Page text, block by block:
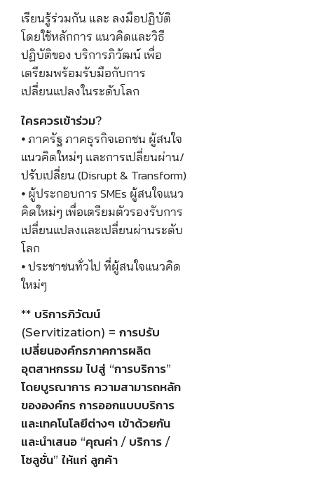
เรียนรู้ร่วมกัน และ ลงมือปฏิบัติ
โดยใช้หลักการ แนวคิดและวิธี
ปฏิบัติของ บริการภิวัฒน์ เพื่อ
เตรียมพร้อมรับมือกับการ
เปลี่ยนแปลงในระดับโลก
ใครควรเข้าร่วม?
⦁ ภาครัฐ ภาคธุรกิจเอกชน ผู้สนใจ
แนวคิดใหม่ๆ และการเปลี่ยนผ่าน/
ปรับเปลี่ยน (Disrupt & Transform)
⦁ ผู้ประกอบการ SMEs ผู้สนใจแนว
คิดใหม่ๆ เพื่อเตรียมตัวรองรับการ
เปลี่ยนแปลงและเปลี่ยนผ่านระดับ
โลก
⦁ ประชาชนทั่วไป ที่ผู้สนใจแนวคิด
ใหม่ๆ
** บริการภิวัฒน์
(Servitization) = การปรับ
เปลี่ยนองค์กรภาคการผลิต
อุตสาหกรรม ไปสู่ “การบริการ”
โดยบูรณาการ ความสามารถหลัก
ขององค์กร การออกแบบบริการ
และเทคโนโลยีต่างๆ เข้าด้วยกัน
และนำเสนอ “คุณค่า / บริการ /
โซลูชั่น” ให้แก่ ลูกค้า